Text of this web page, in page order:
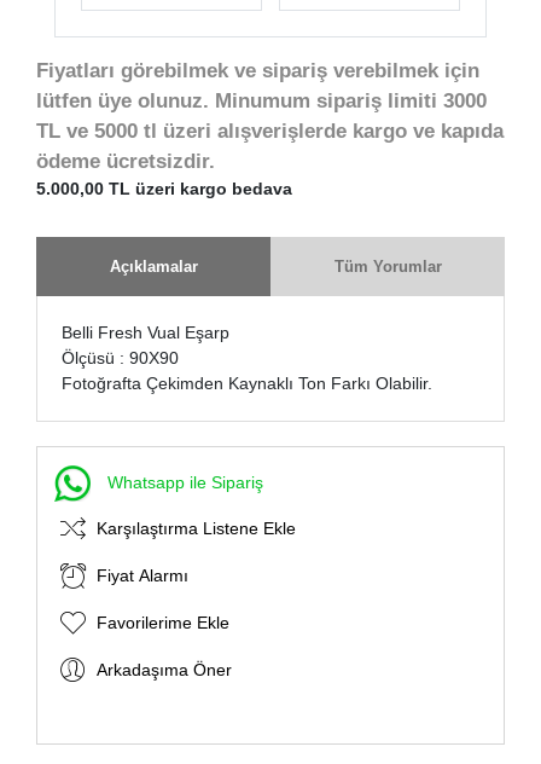
Fiyatları görebilmek ve sipariş verebilmek için
lütfen üye olunuz. Minumum sipariş limiti 3000
TL ve 5000 tl üzeri alışverişlerde kargo ve kapıda
ödeme ücretsizdir.
5.000,00 TL üzeri kargo bedava
Açıklamalar Tüm Yorumlar
Belli Fresh Vual Eşarp
Ölçüsü : 90X90
Fotoğrafta Çekimden Kaynaklı Ton Farkı Olabilir.
Whatsapp ile Sipariş
Karşılaştırma Listene Ekle
Fiyat Alarmı
Favorilerime Ekle
Arkadaşıma Öner